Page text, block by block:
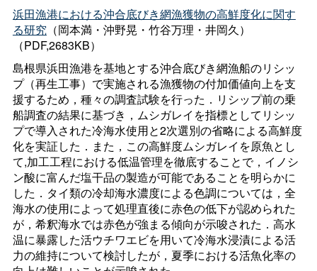
浜田漁港における沖合底びき網漁獲物の高鮮度化に関す
る研究（岡本満・沖野晃・竹谷万理・井岡久）
（PDF,2683KB）
島根県浜田漁港を基地とする沖合底びき網漁船のリシッ
プ（再生工事）で実施される漁獲物の付加価値向上を支
援するため，種々の調査試験を行った．リシップ前の乗
船調査の結果に基づき，ムシガレイを指標としてリシッ
プで導入された冷海水使用と2次選別の省略による高鮮度
化を実証した．また，この高鮮度ムシガレイを原魚とし
て,加工工程における低温管理を徹底することで，イノシ
ン酸に富んだ塩干品の製造が可能であることを明らかに
した．タイ類の冷却海水濃度による色調については，全
海水の使用によって処理直後に赤色の低下が認められた
が，希釈海水では赤色が強まる傾向が示唆された．高水
温に暴露した活ウチワエビを用いて冷海水浸漬による活
力の維持について検討したが，夏季における活魚化率の